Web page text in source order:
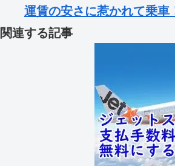
運賃の安さに惹かれて乗車
関連する記事